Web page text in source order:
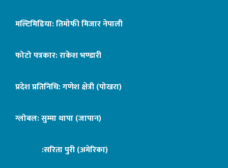
मल्टिमिडिया: तिमोफी मिजार नेपाली
फोटो पत्रकार: राकेश भण्डारी
प्रदेश प्रतिनिधि: गणेश क्षेत्री (पोखरा)
ग्लोबल: सुम्मा थापा (जापान)
:सरिता पुरी (अमेरिका)